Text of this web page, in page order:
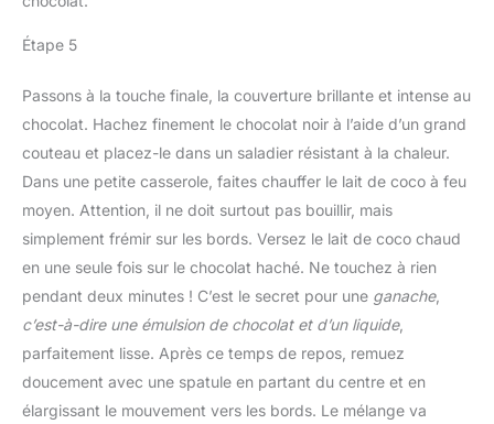
Étape 5
Passons à la touche finale, la couverture brillante et intense au
chocolat. Hachez finement le chocolat noir à l’aide d’un grand
couteau et placez-le dans un saladier résistant à la chaleur.
Dans une petite casserole, faites chauffer le lait de coco à feu
moyen. Attention, il ne doit surtout pas bouillir, mais
simplement frémir sur les bords. Versez le lait de coco chaud
en une seule fois sur le chocolat haché. Ne touchez à rien
pendant deux minutes ! C’est le secret pour une ganache,
c’est-à-dire une émulsion de chocolat et d’un liquide,
parfaitement lisse. Après ce temps de repos, remuez
doucement avec une spatule en partant du centre et en
élargissant le mouvement vers les bords. Le mélange va